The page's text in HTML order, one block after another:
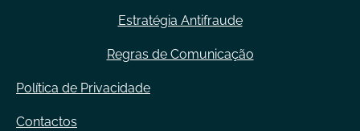
Estratégia Antifraude
Regras de Comunicação
Política de Privacidade
Contactos